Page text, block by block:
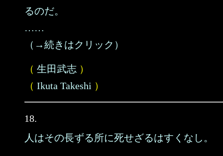
るのだ。
……
（→続きはクリック）
（ 生田武志 ）
（ Ikuta Takeshi ）
18.
人はその長ずる所に死せざるはすくなし。